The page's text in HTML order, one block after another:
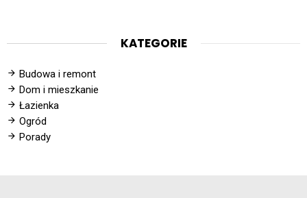
KATEGORIE
Budowa i remont
Dom i mieszkanie
Łazienka
Ogród
Porady